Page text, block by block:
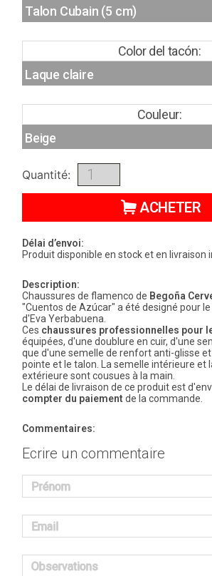
Color del tacón:
Couleur:
Quantité:
ACHETER
Délai d’envoi:
Produit disponible en stock et en livraison
Description:
Chaussures de flamenco de Begoña
"Cuentos de Azúcar" a été designé pour
d'Eva Yerbabuena.
Ces chaussures professionnelles pour
équipées, d'une doublure en cuir, d'une
que d'une semelle de renfort anti-glisse et
pointe et le talon. La semelle intérieure et
extérieure sont cousues à la main.
Le délai de livraison de ce produit est
compter du paiement de la commande.
Commentaires:
Ecrire un commentaire
Prénom
Email
Observations